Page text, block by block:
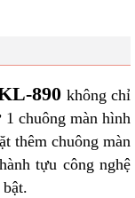
890 không chỉ
chuông màn hình
thêm chuông màn
tựu công nghệ